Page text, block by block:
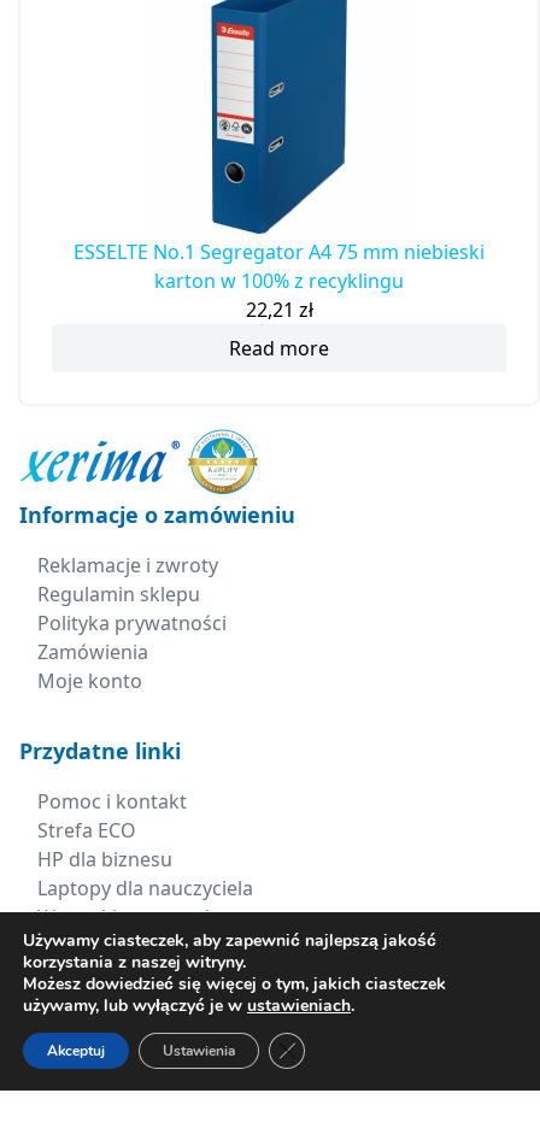
ESSELTE No.1 Segregator A4 75 mm niebieski
karton w 100% z recyklingu
22,21 zł
Read more
Informacje o zamówieniu
Reklamacje i zwroty
Regulamin sklepu
Polityka prywatności
Zamówienia
Moje konto
Przydatne linki
Pomoc i kontakt
Strefa ECO
HP dla biznesu
Laptopy dla nauczyciela
Wszystkie promocje
Kontakt
+48 660 538 617
sklep@xerima.com.pl
Używamy ciasteczek, aby zapewnić najlepszą jakość
korzystania z naszej witryny.
Możesz dowiedzieć się więcej o tym, jakich ciasteczek
używamy, lub wyłączyć je w ustawieniach.
Akceptuj Ustawienia Zamknij panel powiadomień o